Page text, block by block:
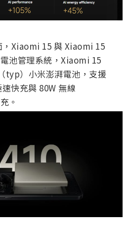
Xiaomi 15 與 Xiaomi 15
池管理系統，Xiaomi 15
typ）小米澎湃電池，支援
快充與 80W 無線
。